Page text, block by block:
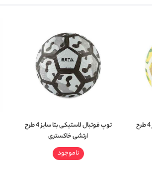
توپ فوتبال لاستیکی بتا سایز 4 طرح
توپ فوتبال لاستیکی بتا سایز 4 طرح
ارتشی خاکستری
ناموجود